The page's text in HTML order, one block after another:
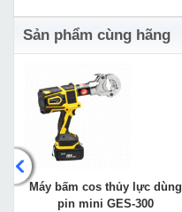
Sản phẩm cùng hãng
Máy bấm cos thủy lực dùng
pin mini GES-300